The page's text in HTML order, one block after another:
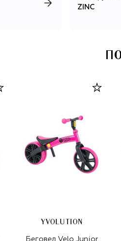
ZINC
YVOLUTION
Беговел Velo Junior